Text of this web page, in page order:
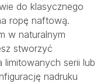
do klasycznego
ropę naftową.
w naturalnym
stworzyć
limitowanych serii lub
nadruku